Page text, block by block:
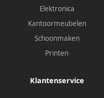
Elektronica
Kantoormeubelen
Schoonmaken
Printen
Klantenservice